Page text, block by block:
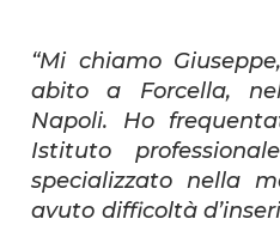
“Mi chiamo
abito a Forcella,
Napoli. Ho
Istituto
specializzato nella
avuto difficoltà